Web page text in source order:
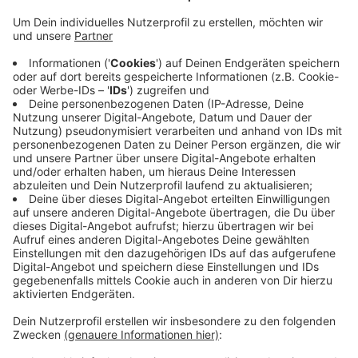
Veröffentlicht:Donnerstag, 09.01.2025 07:39
Anzeige
Einige Kunden kommen, weil das Geld knapp ist, andere
weil sie nachhaltiger leben und Dinge
wiederverwenden wollen. Um den gestiegenen Bedarf
zu decken, hofft das Team auf neue Kleiderspenden.
Schön wären außerdem weitere Freiwillige, die
mitarbeiten. Dann ließen sich die Öffnungszeiten
vielleicht ausdehnen. Den Kontakt gibt esHIER.
Anzeige